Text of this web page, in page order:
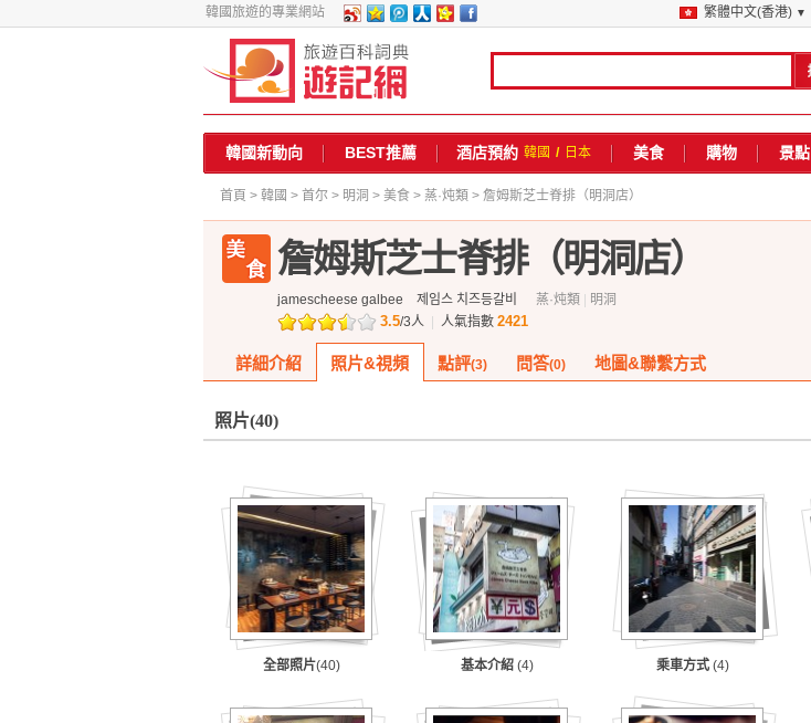
韓國旅遊的專業網站 繁體中文(香港) ▼
韓國新動向 BEST推薦 酒店預約 韓國 / 日本 美食 購物 景點
首頁 > 韓國 > 首尔 > 明洞 > 美食 > 蒸·炖類 > 詹姆斯芝士脊排（明洞店）
詹姆斯芝士脊排（明洞店）
jamescheese galbee 제임스 치즈등갈비 蒸·炖類 明洞
3.5/3人 人氣指數 2421
詳細介紹 照片&視頻 點評(3) 問答(0) 地圖&聯繫方式
照片(40)
全部照片(40) 基本介紹 (4) 乘車方式 (4)